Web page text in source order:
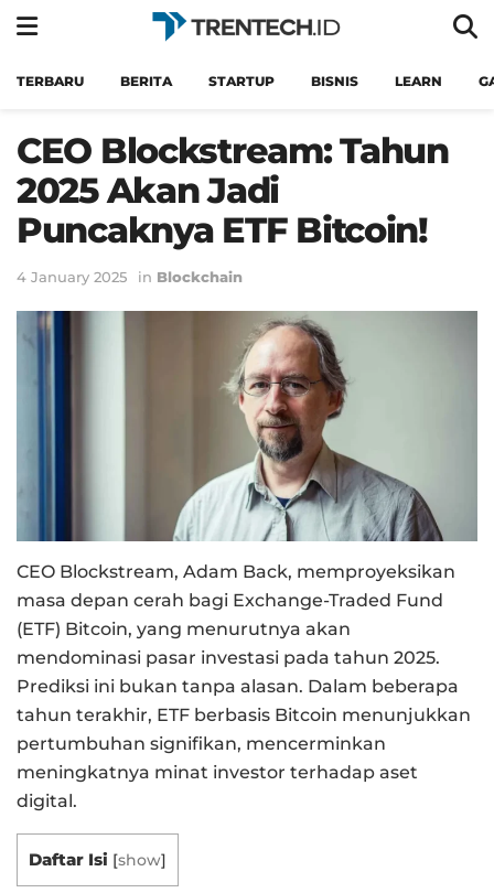
TERBARU BERITA STARTUP BISNIS LEARN
CEO Blockstream: Tahun
2025 Akan Jadi
Puncaknya ETF Bitcoin!
4 January 2025 in Blockchain
CEO Blockstream, Adam Back, memproyeksikan
masa depan cerah bagi Exchange-Traded Fund
(ETF) Bitcoin, yang menurutnya akan
mendominasi pasar investasi pada tahun 2025.
Prediksi ini bukan tanpa alasan. Dalam beberapa
tahun terakhir, ETF berbasis Bitcoin menunjukkan
pertumbuhan signifikan, mencerminkan
meningkatnya minat investor terhadap aset
digital.
Daftar Isi [show]